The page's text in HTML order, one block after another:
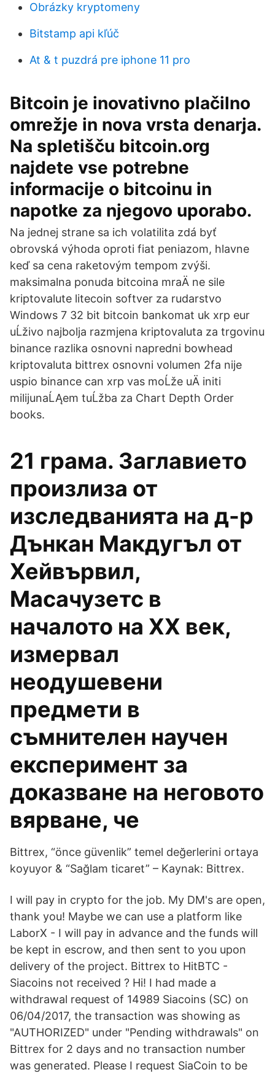
Obrázky kryptomeny
Bitstamp api kľúč
At & t puzdrá pre iphone 11 pro
Bitcoin je inovativno plačilno
omrežje in nova vrsta denarja.
Na spletišču bitcoin.org
najdete vse potrebne
informacije o bitcoinu in
napotke za njegovo uporabo.
Na jednej strane sa ich volatilita zdá byť
obrovská výhoda oproti fiat peniazom, hlavne
keď sa cena raketovým tempom zvýši.
maksimalna ponuda bitcoina mraÄ ne sile
kriptovalute litecoin softver za rudarstvo
Windows 7 32 bit bitcoin bankomat uk xrp eur
uĹživo najbolja razmjena kriptovaluta za trgovinu
binance razlika osnovni napredni bowhead
kriptovaluta bittrex osnovni volumen 2fa nije
uspio binance can xrp vas moĹže uÄ initi
milijunaĹĄem tuĹžba za Chart Depth Order
books.
21 грама. Заглавието
произлиза от
изследванията на д-р
Дънкан Макдугъл от
Хейвървил,
Масачузетс в
началото на ХХ век,
измервал
неодушевени
предмети в
съмнителен научен
експеримент за
доказване на неговото
вярване, че
Bittrex, “önce güvenlik” temel değerlerini ortaya
koyuyor & “Sağlam ticaret” – Kaynak: Bittrex.
I will pay in crypto for the job. My DM's are open,
thank you! Maybe we can use a platform like
LaborX - I will pay in advance and the funds will
be kept in escrow, and then sent to you upon
delivery of the project. Bittrex to HitBTC -
Siacoins not received ? Hi! I had made a
withdrawal request of 14989 Siacoins (SC) on
06/04/2017, the transaction was showing as
"AUTHORIZED" under "Pending withdrawals" on
Bittrex for 2 days and no transaction number
was generated. Please I request SiaCoin to be